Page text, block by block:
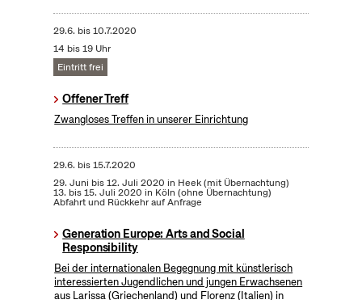
29.6. bis10.7.2020
14 bis 19 Uhr
Eintritt frei
Offener Treff
Zwangloses Treffen in unserer Einrichtung
29.6. bis15.7.2020
29. Juni bis 12. Juli 2020 in Heek (mit Übernachtung)
13. bis 15. Juli 2020 in Köln (ohne Übernachtung)
Abfahrt und Rückkehr auf Anfrage
Generation Europe: Arts and Social
Responsibility
Bei der internationalen Begegnung mit künstlerisch
interessierten Jugendlichen und jungen Erwachsenen
aus Larissa (Griechenland) und Florenz (Italien) in